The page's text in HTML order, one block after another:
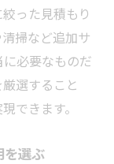
った見積もり
掃など追加サ
必要なものだ
選すること
できます。
を選ぶ